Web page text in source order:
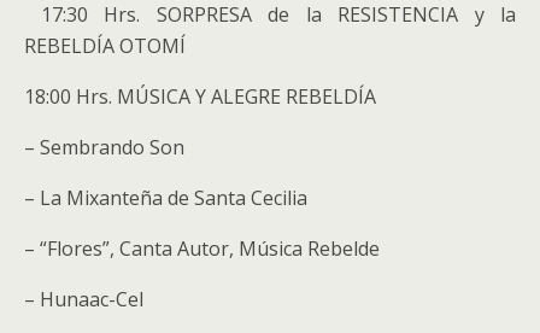
17:30 Hrs. SORPRESA de la RESISTENCIA y la
REBELDÍA OTOMÍ
18:00 Hrs. MÚSICA Y ALEGRE REBELDÍA
– Sembrando Son
– La Mixanteña de Santa Cecilia
– “Flores”, Canta Autor, Música Rebelde
– Hunaac-Cel